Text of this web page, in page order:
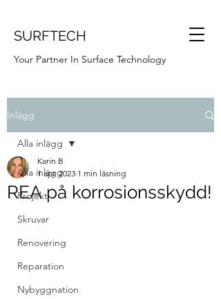
SURFTECH
Your Partner In Surface Technology
Inlägg
Alla inlägg
Projekt
Skruvar
Renovering
Reparation
Nybyggnation
Alla inlägg
REA på korrosionsskydd!
Karin B
1 apr. 2023 1 min läsning